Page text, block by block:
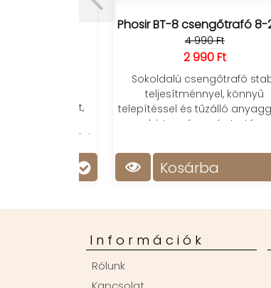
Phosir BT-8 csengőtrafó 8-24 V
4 990 Ft
2 990 Ft
Sokoldalú csengőtrafó stabil
teljesítménnyel, könnyű
telepítéssel és tűzálló anyaggal a
biztonságos és tartós
Kosárba
Információk
Rólunk